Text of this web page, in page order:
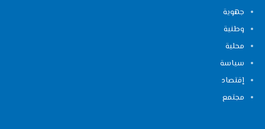
جهوية
وطنية
محلية
سياسة
إقتصاد
مجتمع